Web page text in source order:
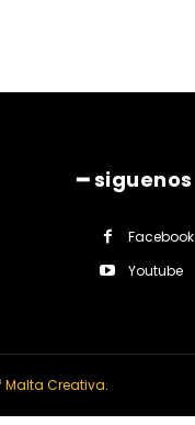
━ siguenos
Facebook
Youtube
Malta Creativa.